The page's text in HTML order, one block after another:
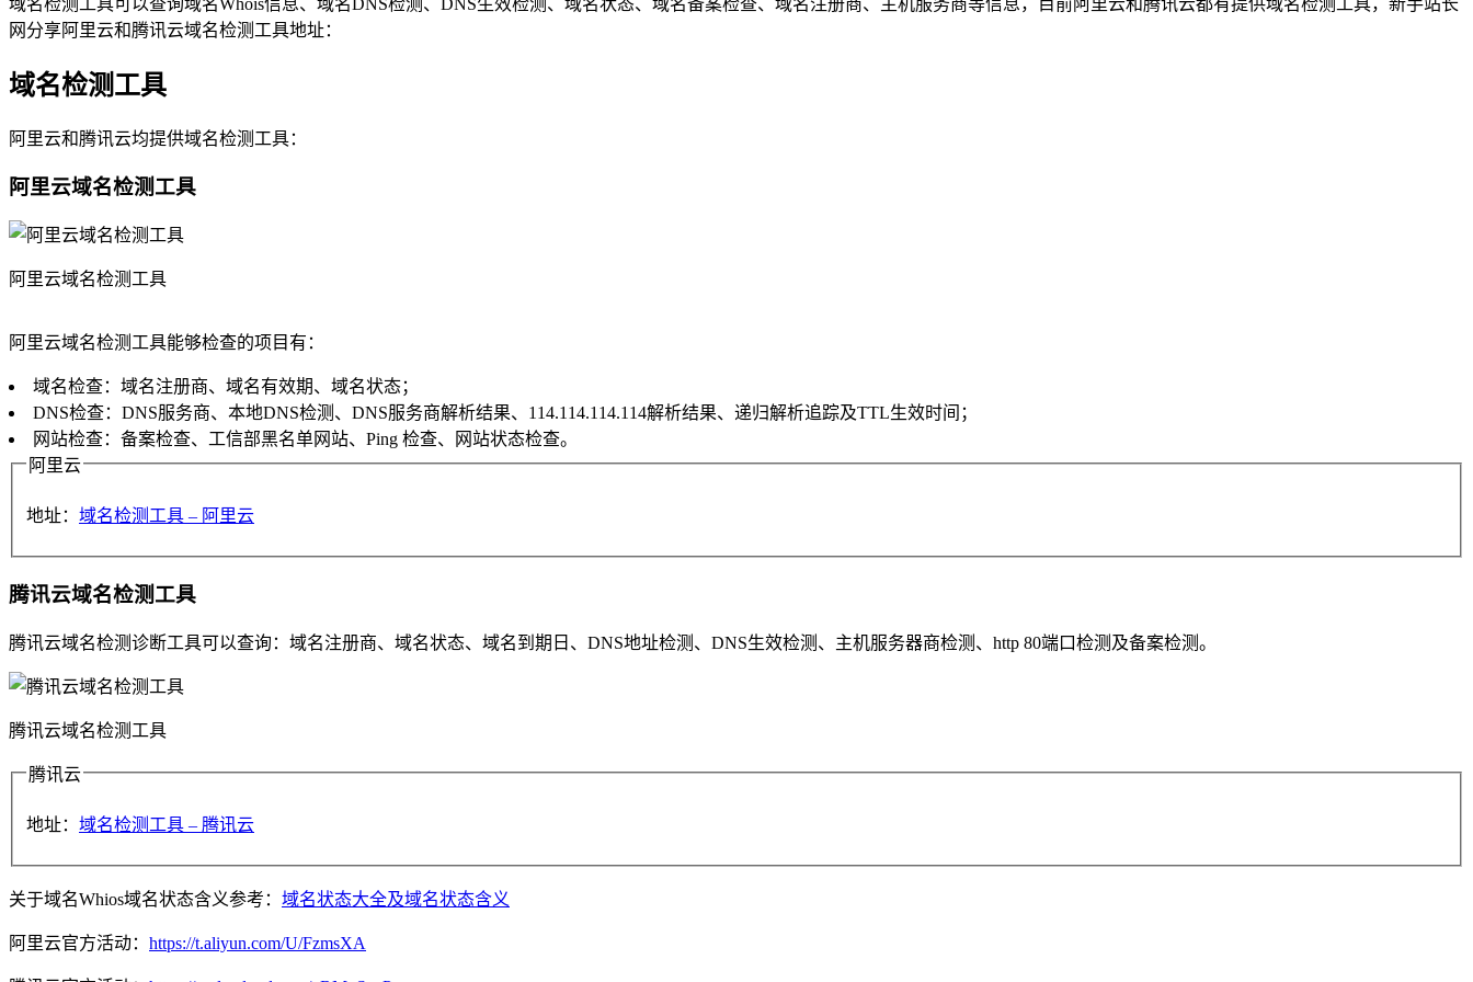
网分享阿里云和腾讯云域名检测工具地址：
域名检测工具
阿里云和腾讯云均提供域名检测工具：
阿里云域名检测工具
阿里云域名检测工具
阿里云域名检测工具能够检查的项目有：
域名检查：域名注册商、域名有效期、域名状态；
DNS检查：DNS服务商、本地DNS检测、DNS服务商解析结果、114.114.114.114解析结果、递归解析追踪及TTL生效时间；
网站检查：备案检查、工信部黑名单网站、Ping 检查、网站状态检查。
阿里云
地址： 域名检测工具 – 阿里云
腾讯云域名检测工具
腾讯云域名检测诊断工具可以查询：域名注册商、域名状态、域名到期日、DNS地址检测、DNS生效检测、主机服务器商检测、http 80端口检测及备案检测。
腾讯云域名检测工具
腾讯云
地址： 域名检测工具 – 腾讯云
关于域名Whios域名状态含义参考： 域名状态大全及域名状态含义
阿里云官方活动： https://t.aliyun.com/U/FzmsXA